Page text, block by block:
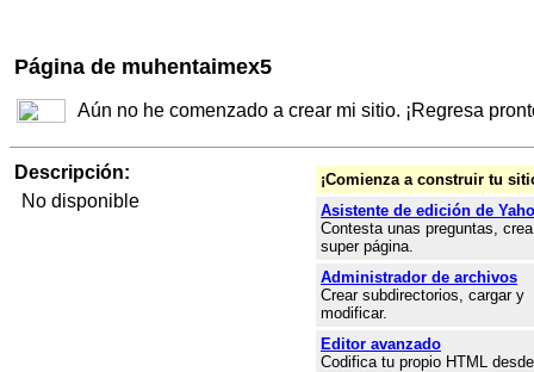
Página de muhentaimex5
Aún no he comenzado a crear mi sitio. ¡Regresa
Descripción:
No disponible
¡Comienza a construir tu
Asistente de edición de
Contesta unas preguntas,
super página.
Administrador de archivos
Crear subdirectorios, cargar y
modificar.
Editor avanzado
Codifica tu propio HTML